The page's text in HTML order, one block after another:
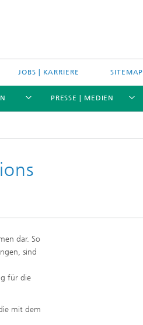
JOBS | KARRIERE SITEMAP
PRESSE | MEDIEN
dar. So
sind
für die
mit dem